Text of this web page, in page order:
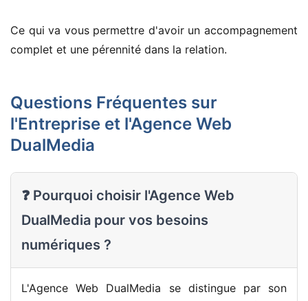
Ce qui va vous permettre d'avoir un accompagnement
complet et une pérennité dans la relation.
Questions Fréquentes sur
l'Entreprise et l'Agence Web
DualMedia
❓ Pourquoi choisir l'Agence Web
DualMedia pour vos besoins
numériques ?
L'Agence Web DualMedia se distingue par son